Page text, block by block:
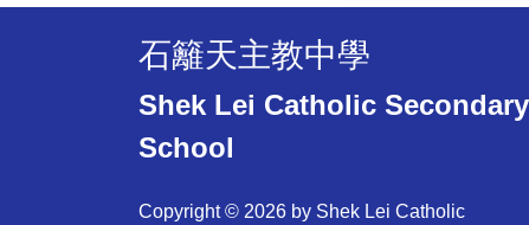
石籬天主教中學
Shek Lei Catholic Secondary
School
Copyright © 2026 by Shek Lei Catholic